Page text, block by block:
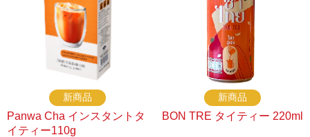
新商品
Panwa Cha インスタントタ
イティー110g
新商品
BON TRE タイティー 220ml